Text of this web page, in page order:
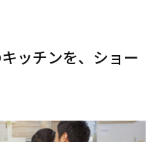
ッチンを、ショー